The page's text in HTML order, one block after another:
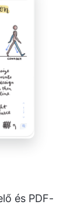
és PDF-